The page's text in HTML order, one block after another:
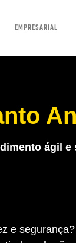
EMPRESARIAL
ágil e
e